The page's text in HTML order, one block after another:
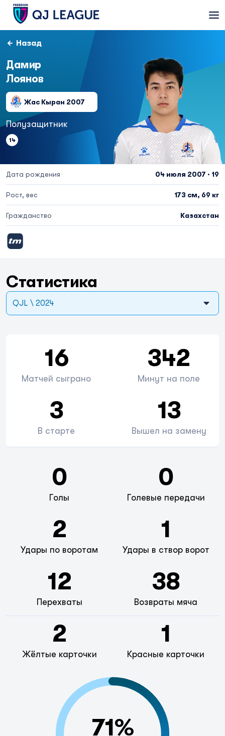
Назад
Дамир
Лоянов
Жас Кыран 2007
Полузащитник
14
Дата рождения 04 июля 2007 · 19
Рост, вес 173 см, 69 кг
Гражданство Казахстан
Статистика
QJL \ 2024
16
Матчей сыграно
342
Минут на поле
3
В старте
13
Вышел на замену
71%
0
Голы
0
Голевые передачи
2
Удары по воротам
1
Удары в створ ворот
12
Перехваты
38
Возвраты мяча
2
Жёлтые карточки
1
Красные карточки